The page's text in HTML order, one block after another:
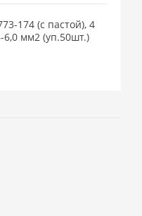
174 (с пастой), 4
6,0 мм2 (уп.50шт.)